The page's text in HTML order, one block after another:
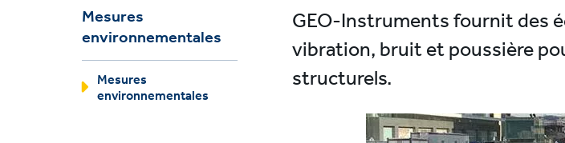
Mesures
environnementales
Mesures
environnementales
GEO-Instruments fournit des
vibration, bruit et poussière
structurels.